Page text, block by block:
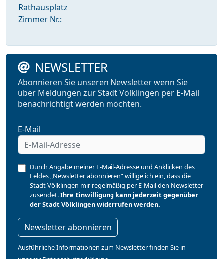
Rathausplatz
Zimmer Nr.:
NEWSLETTER
Abonnieren Sie unseren Newsletter wenn Sie
über Meldungen zur Stadt Völklingen per E-Mail
benachrichtigt werden möchten.
E-Mail
Durch Angabe meiner E-Mail-Adresse und Anklicken des
Feldes „Newsletter abonnieren“ willige ich ein, dass die
Stadt Völklingen mir regelmäßig per E-Mail den Newsletter
zusendet.Ihre Einwilligung kann jederzeit gegenüber
der Stadt Völklingen widerrufen werden.
Newsletter abonnieren
Ausführliche Informationen zum Newsletter finden Sie in